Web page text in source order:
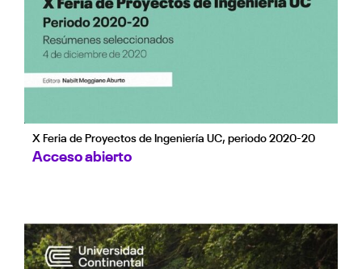
X Feria de Proyectos de Ingeniería UC, periodo 2020-20
Acceso abierto